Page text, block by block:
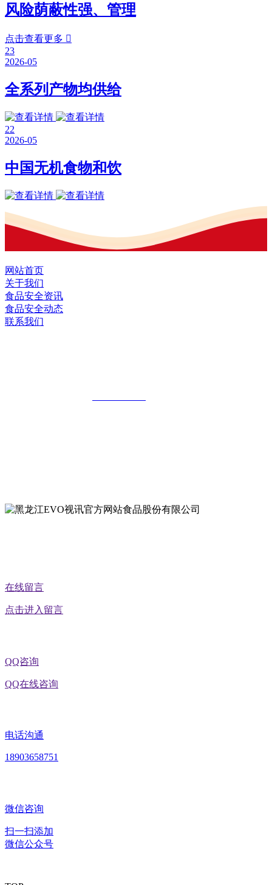
风险荫蔽性强、管理
点击查看更多 
23
2026-05
全系列产物均供给
22
2026-05
中国无机食物和饮
网站首页
关于我们
食品安全资讯
食品安全动态
联系我们
在线留言
点击进入留言
QQ咨询
QQ在线咨询
电话沟通
18903658751
微信咨询
扫一扫添加
微信公众号